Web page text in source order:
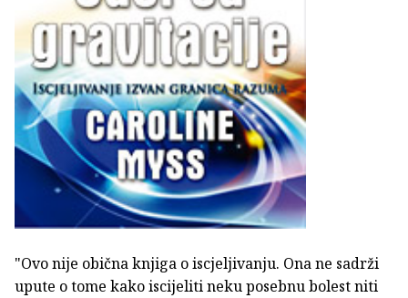
"Ovo nije obična knjiga o iscjeljivanju. Ona ne sadrži
upute o tome kako iscijeliti neku posebnu bolest niti